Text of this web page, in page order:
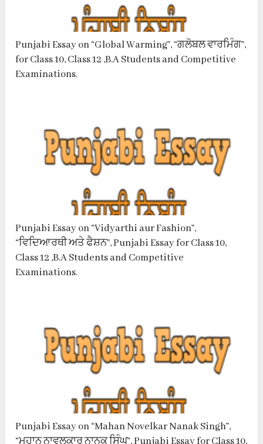
Punjabi Essay on “Global Warming”, “ਗਲੋਬਲ ਵਾਰਮਿੰਗ”,
for Class 10, Class 12 ,B.A Students and Competitive
Examinations.
Punjabi Essay on “Vidyarthi aur Fashion”,
“ਵਿਦਿਆਰਥੀ ਅਤੇ ਫੈਸ਼ਨ”, Punjabi Essay for Class 10,
Class 12 ,B.A Students and Competitive
Examinations.
Punjabi Essay on “Mahan Novelkar Nanak Singh”,
“ਮਹਾਨ ਨਾਵਲਕਾਰ ਨਾਨਕ ਸਿੰਘ”, Punjabi Essay for Class 10,